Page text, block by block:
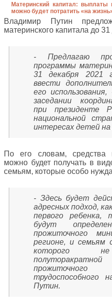
Материнский капитал:
можно будет потратить «на
Владимир Путин
материнского капитала до
- Предлагаю
программы
31 декабря 2021
ввести
его
заседании
при президенте
национальной
интересах детей на
По его словам, средства
можно будет получать в
семьям, которые особо
- Здесь будет
адресных подход,
первого
будут
прожиточного
регионе, и семьям
которого
трудоспособного
Путин.